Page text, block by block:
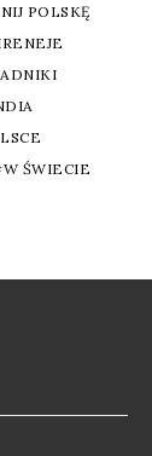
POLSKĘ
W ŚWIECIE